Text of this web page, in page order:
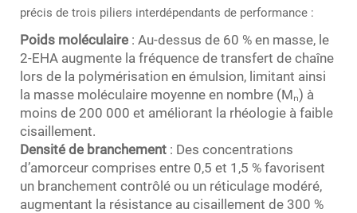
précis de trois piliers interdépendants de performance :
Poids moléculaire : Au-dessus de 60 % en masse, le
2-EHA augmente la fréquence de transfert de chaîne
lors de la polymérisation en émulsion, limitant ainsi
la masse moléculaire moyenne en nombre (Mₙ) à
moins de 200 000 et améliorant la rhéologie à faible
cisaillement.
Densité de branchement : Des concentrations
d’amorceur comprises entre 0,5 et 1,5 % favorisent
un branchement contrôlé ou un réticulage modéré,
augmentant la résistance au cisaillement de 300 %